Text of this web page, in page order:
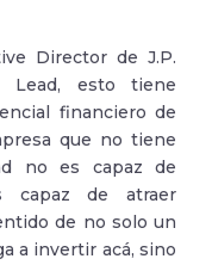
Director de J.P.
Lead, esto tiene
financiero de
que no tiene
no es capaz de
capaz de atraer
de no solo un
a invertir acá, sino